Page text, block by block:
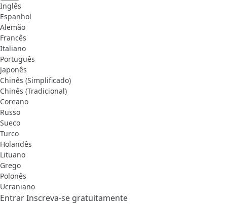
Inglês
Espanhol
Alemão
Francês
Italiano
Português
Japonês
Chinês (Simplificado)
Chinês (Tradicional)
Coreano
Russo
Sueco
Turco
Holandês
Lituano
Grego
Polonês
Ucraniano
EntrarInscreva-se gratuitamente